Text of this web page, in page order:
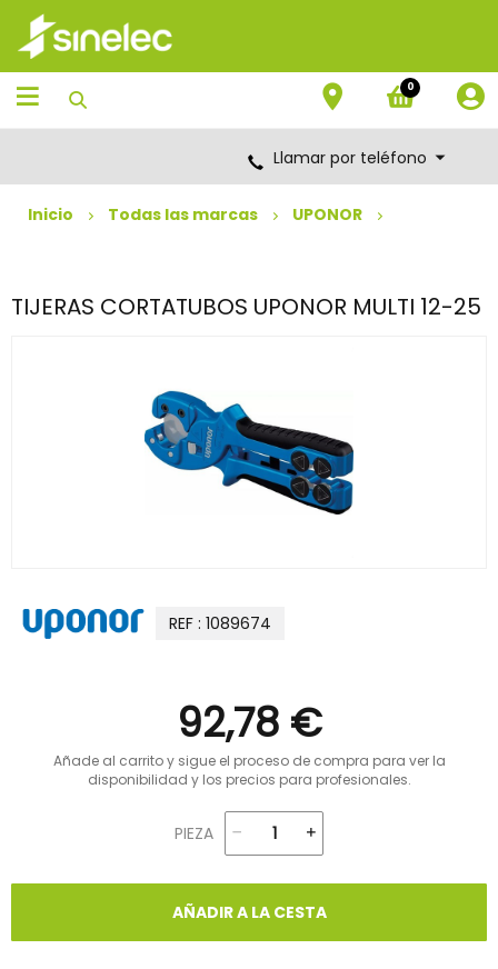
Saltar
contenido
Saltar
menú
de
navegación
0
Llamar por teléfono
Inicio Todas las marcas UPONOR
TIJERAS CORTATUBOS UPONOR MULTI 12-25
REF : 1089674
92,78 €
Añade al carrito y sigue el proceso de compra para ver la
disponibilidad y los precios para profesionales.
PIEZA
AÑADIR A LA CESTA